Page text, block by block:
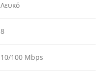
Λευκό
8
10/100 Mbps